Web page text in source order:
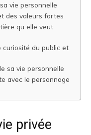
vie personnelle
des valeurs fortes
qu elle veut
curiosité du public et
sa vie personnelle
avec le personnage
privée